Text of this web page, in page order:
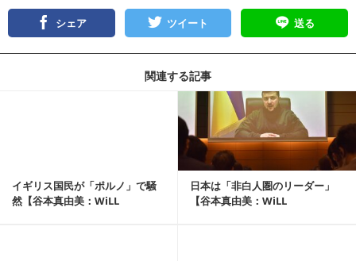
シェア ツイート 送る
関連する記事
イギリス国民が「ポルノ」で騒
然【谷本真由美：WiLL
日本は「非白人圏のリーダー」
【谷本真由美：WiLL